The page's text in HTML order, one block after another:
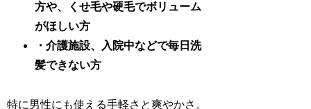
方や、くせ毛や硬毛でボリューム
がほしい方
・介護施設、入院中などで毎日洗
髪できない方
特に男性にも使える手軽さと爽やかさ。